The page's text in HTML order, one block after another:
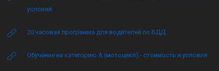
условия
20 часовая программа для водителей по БДД
Обучение на категорию А (мотоцикл) - стоимость и условия